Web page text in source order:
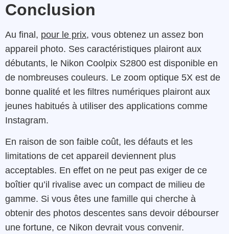
Conclusion
Au final, pour le prix, vous obtenez un assez bon
appareil photo. Ses caractéristiques plairont aux
débutants, le Nikon Coolpix S2800 est disponible en
de nombreuses couleurs. Le zoom optique 5X est de
bonne qualité et les filtres numériques plairont aux
jeunes habitués à utiliser des applications comme
Instagram.
En raison de son faible coût, les défauts et les
limitations de cet appareil deviennent plus
acceptables. En effet on ne peut pas exiger de ce
boîtier qu’il rivalise avec un compact de milieu de
gamme. Si vous êtes une famille qui cherche à
obtenir des photos descentes sans devoir débourser
une fortune, ce Nikon devrait vous convenir.